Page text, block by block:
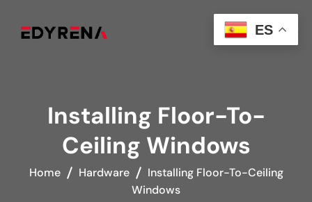
Installing Floor-To-
Ceiling Windows
Home Hardware
Installing Floor-To-Ceiling
Windows
ES